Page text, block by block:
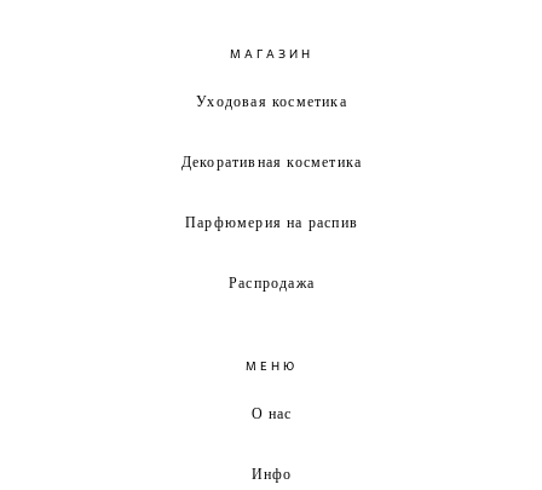
МАГАЗИН
Уходовая косметика
Декоративная косметика
Парфюмерия на распив
Распродажа
МЕНЮ
О нас
Инфо